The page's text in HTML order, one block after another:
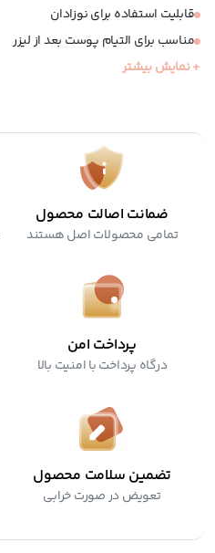
قابلیت استفاده برای نوزادان
مناسب برای التیام پوست بعد از لیزر
ترمیم کننده جای زخم های سطحی
+ نمایش بیشتر
ضمانت اصالت محصول
تمامی محصولات اصل هستند
پرداخت امن
درگاه پرداخت با امنیت بالا
تضمین سلامت محصول
تعویض در صورت خرابی